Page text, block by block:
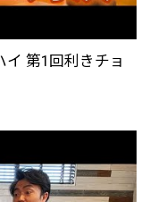
イ 第1回利きチョ